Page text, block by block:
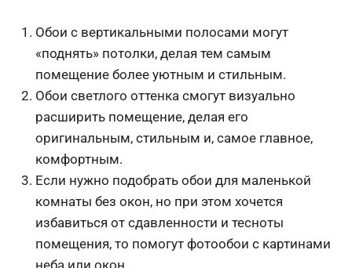
Обои с вертикальными полосами могут
«поднять» потолки, делая тем самым
помещение более уютным и стильным.
Обои светлого оттенка смогут визуально
расширить помещение, делая его
оригинальным, стильным и, самое главное,
комфортным.
Если нужно подобрать обои для маленькой
комнаты без окон, но при этом хочется
избавиться от сдавленности и тесноты
помещения, то помогут фотообои с картинами